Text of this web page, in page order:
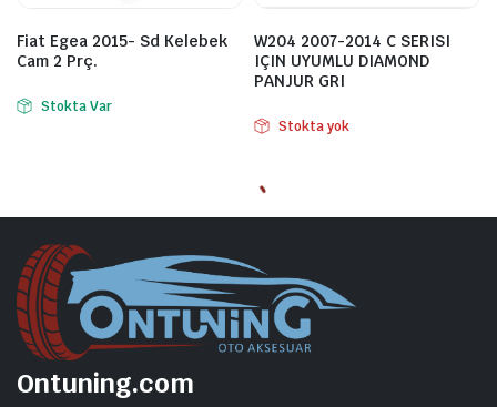
Fiat Egea 2015- Sd Kelebek
Cam 2 Prç.
Stokta Var
W204 2007-2014 C SERISI
IÇIN UYUMLU DIAMOND
PANJUR GRI
Stokta yok
Ontuning.com